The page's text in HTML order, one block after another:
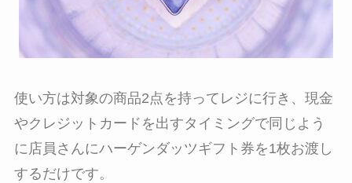
使い方は対象の商品2点を持ってレジに行き、現金
やクレジットカードを出すタイミングで同じよう
に店員さんにハーゲンダッツギフト券を1枚お渡し
するだけです。